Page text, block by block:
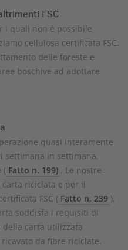
FSC
i quali non è possibile
cellulosa certificata FSC.
delle foreste e
boschive ad adottare
quasi interamente
settimana in settimana,
( Fatto n. 199) . Le nostre
carta riciclata e per il
FSC ( Fatto n. 239 ).
soddisfa i requisiti di
della carta utilizzata
da fibre riciclate.